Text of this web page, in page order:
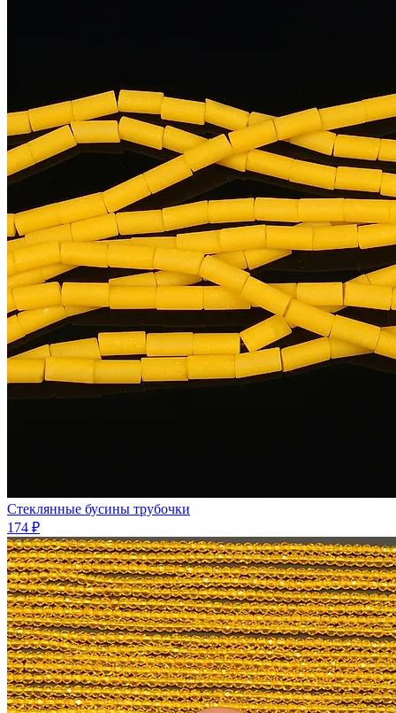
Стеклянные бусины трубочки
174 ₽